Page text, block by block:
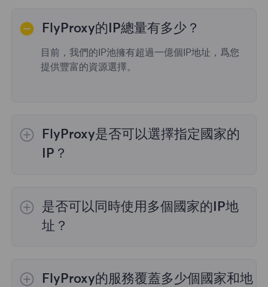
FlyProxy的IP總量有多少？
目前，我們的IP池擁有超過一億個IP地址，爲您
提供豐富的資源選擇。
FlyProxy是否可以選擇指定國家的
IP？
的代理選擇； 靜態住宅代理提供36個國家的代
理，購買時您可以選擇所需的國家。
是否可以同時使用多個國家的IP地
址？
有用。您可以在管理面板中自由選擇和切換不同
FlyProxy的服務覆蓋多少個國家和地